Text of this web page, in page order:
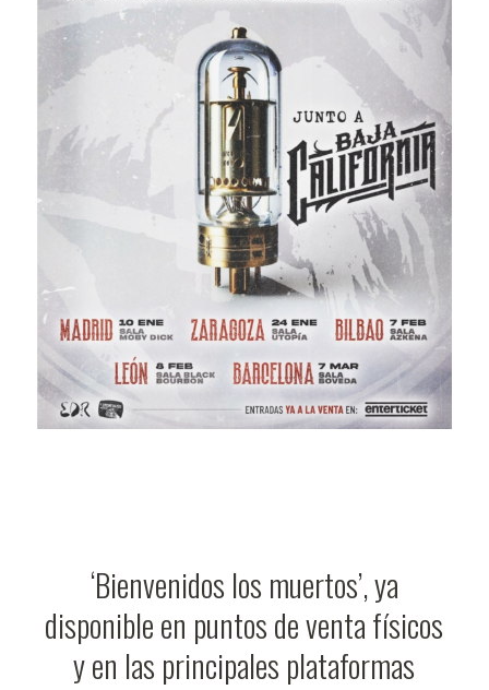
‘Bienvenidos los muertos’, ya
disponible en puntos de venta físicos
y en las principales plataformas